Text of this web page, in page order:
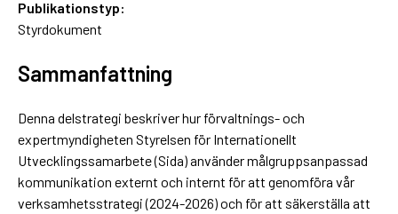
Publikationstyp:
Styrdokument
Sammanfattning
Denna delstrategi beskriver hur förvaltnings- och
expertmyndigheten Styrelsen för Internationellt
Utvecklingssamarbete (Sida) använder målgruppsanpassad
kommunikation externt och internt för att genomföra vår
verksamhetsstrategi (2024-2026) och för att säkerställa att